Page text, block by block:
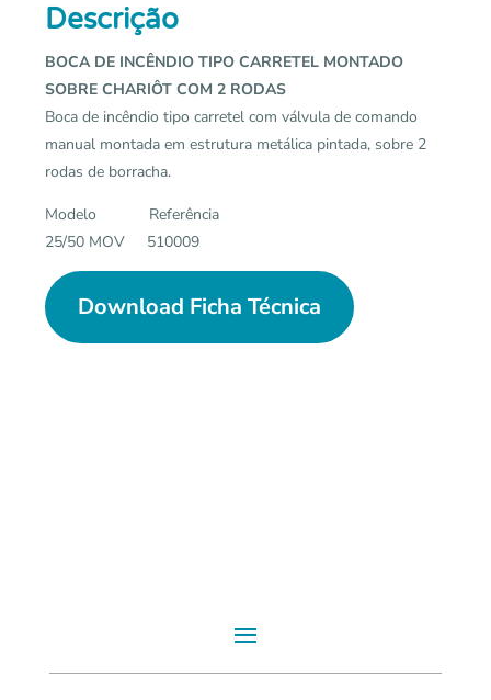
Descrição
BOCA DE INCÊNDIO TIPO CARRETEL MONTADO
SOBRE CHARIÔT COM 2 RODAS
Boca de incêndio tipo carretel com válvula de comando
manual montada em estrutura metálica pintada, sobre 2
rodas de borracha.
Modelo Referência
25/50 MOV 510009
Download Ficha Técnica